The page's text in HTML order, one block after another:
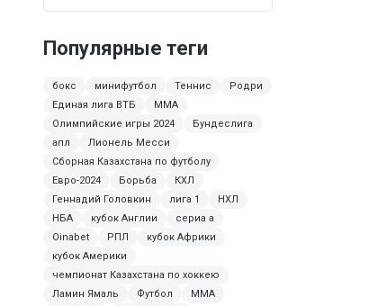
Популярные теги
бокс минифутбол Теннис
Родри
Единая лига ВТБ
ММА
Олимпийские игры 2024
Бундеслига
апл
Лионель Месси
Сборная Казахстана по футболу
Евро-2024
Борьба
КХЛ
Геннадий Головкин
лига 1
НХЛ
НБА
кубок Англии
сериа а
Oinabet
РПЛ
кубок Африки
кубок Америки
чемпионат Казахстана по хоккею
Ламин Ямаль
Футбол
MMA